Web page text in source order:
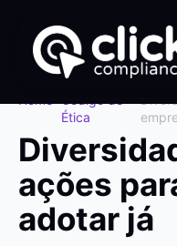
Ética
ações
adotar já